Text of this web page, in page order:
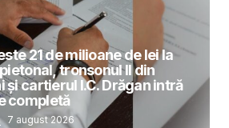
21 de milioane de lei la
tronsonul II din
și cartierul I.C. Drăgan intră
completă
7 august 2026